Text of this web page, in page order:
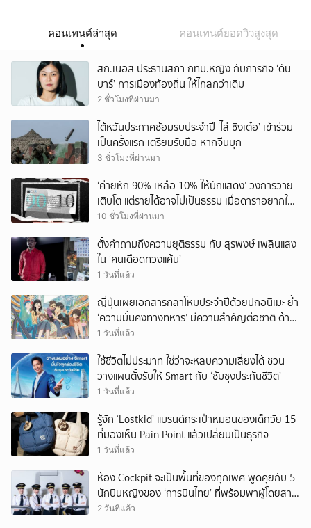
คอนเทนต์ล่าสุด คอนเทนต์ยอดวิวสูงสุด
สก.เนอส ประธานสภา กทม.หญิง กับภารกิจ ‘ดัน
บาร์’ การเมืองท้องถิ่น ให้ไกลกว่าเดิม
2 ชั่วโมงที่ผ่านมา
ไต้หวันประกาศซ้อมรบประจำปี ‘ไล่ ชิงเต๋อ’ เข้าร่วม
เป็นครั้งแรก เตรียมรับมือ หากจีนบุก
3 ชั่วโมงที่ผ่านมา
‘ค่ายหัก 90% เหลือ 10% ให้นักแสดง’ วงการวาย
เติบโต แต่รายได้อาจไม่เป็นธรรม เมื่อดาราอยากให้มี
‘สัญญามาตรฐาน’
10 ชั่วโมงที่ผ่านมา
ตั้งคำถามถึงความยุติธรรม กับ สุรพงษ์ เพลินแสง
ใน ‘คนเดือดทวงแค้น’
1 วันที่แล้ว
ญี่ปุ่นเผยเอกสารกลาโหมประจำปีด้วยปกอนิเมะ ย้ำ
‘ความมั่นคงทางทหาร’ มีความสำคัญต่อชาติ ด้าน
จีนเตือน ขออย่าซ้ำรอยประวัติศาสตร์
1 วันที่แล้ว
ใช้ชีวิตไม่ประมาท ใช่ว่าจะหลบความเสี่ยงได้ ชวน
วางแผนตั้งรับให้ Smart กับ ‘ซัมซุงประกันชีวิต’
1 วันที่แล้ว
รู้จัก ‘Lostkid’ แบรนด์กระเป๋าหมอนของเด็กวัย 15
ที่มองเห็น Pain Point แล้วเปลี่ยนเป็นธุรกิจ
1 วันที่แล้ว
ห้อง Cockpit จะเป็นพื้นที่ของทุกเพศ พูดคุยกับ 5
นักบินหญิงของ ‘การบินไทย’ ที่พร้อมพาผู้โดยสาร
บินไปทั่วโลก
2 วันที่แล้ว